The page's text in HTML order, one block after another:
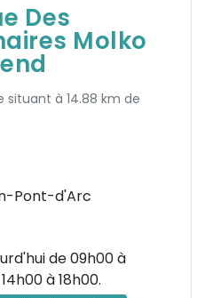
Des
Molko
situant à 14.88 km de
Pont-d'Arc
de 09h00 à
à 18h00.